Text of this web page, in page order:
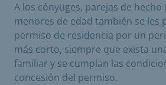
A los cónyuges, parejas de
menores de edad también se les
permiso de residencia por un
más corto, siempre que exista
familiar y se cumplan las
concesión del permiso.